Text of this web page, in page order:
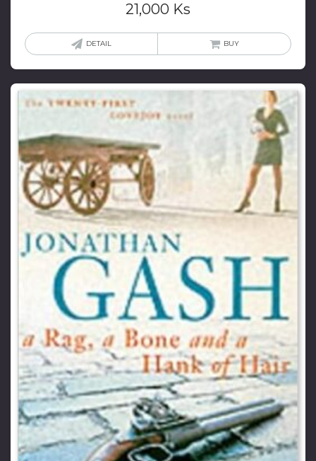
21,000 Ks
DETAIL BUY